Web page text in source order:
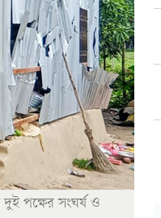
পক্ষের সংঘর্ষ ও